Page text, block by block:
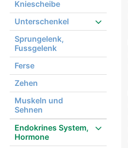
Kniescheibe
Unterschenkel
Sprungelenk,
Fussgelenk
Ferse
Zehen
Muskeln und
Sehnen
Endokrines System,
Hormone